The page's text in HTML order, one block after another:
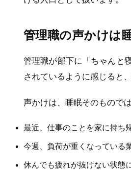
管理職の声かけは
管理職が部下に「ちゃんと
されているように感じると
声かけは、睡眠そのもので
最近、仕事のことを家に持ち
今週、負荷が重くなっている
休んでも疲れが抜けない状態